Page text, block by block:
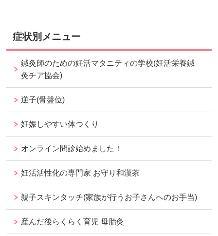
症状別メニュー
鍼灸師のための妊活マタニティの学校(妊活栄養鍼
灸チア協会)
逆子(骨盤位)
妊娠しやすい体つくり
オンライン問診始めました！
妊活活性化の専門家 お守り和漢茶
親子スキンタッチ(家族が行うお子さんへのお手当)
産んだ後らくらく育児 母胎灸